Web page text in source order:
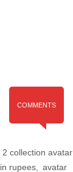
COMMENTS
2 collection avatar
rupees
avatar